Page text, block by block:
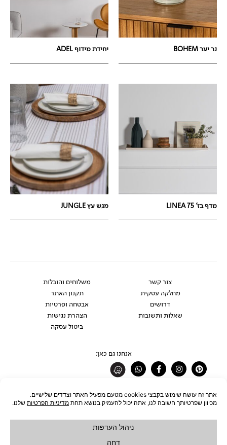
נר יער BOHEM יחידת מידוף ADEL
מדף בז' LINEA 75 מגש עץ JUNGLE
צור קשר
מחלקה עסקית
דרושים
שאלות ותשובות
משלוחים והובלות
תקנון האתר
אבטחה ופרטיות
הצהרת נגישות
ביטול עסקה
אנחנו גם כאן:
Pinterest
Instagram
Facebook-
f
Whatsapp
רוצים להתעדכן לפני כולם?